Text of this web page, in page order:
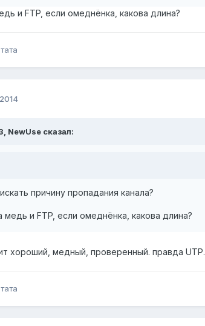
и FTP, если омеднёнка, какова длина?
NewUse сказал:
причину пропадания канала?
медь и FTP, если омеднёнка, какова длина?
хороший, медный, проверенный. правда UTP.